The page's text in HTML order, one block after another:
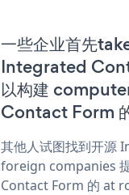
一些企业首先
Integrated
以构建
Contact Form
其他人试图找到开源
foreign companies
Contact Form 的 at